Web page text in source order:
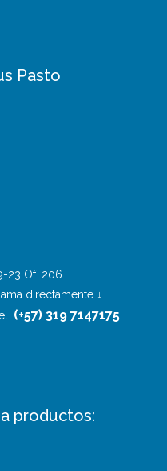
Pasto
23 Of. 206
directamente ↓
(+57) 319 7147175
productos: